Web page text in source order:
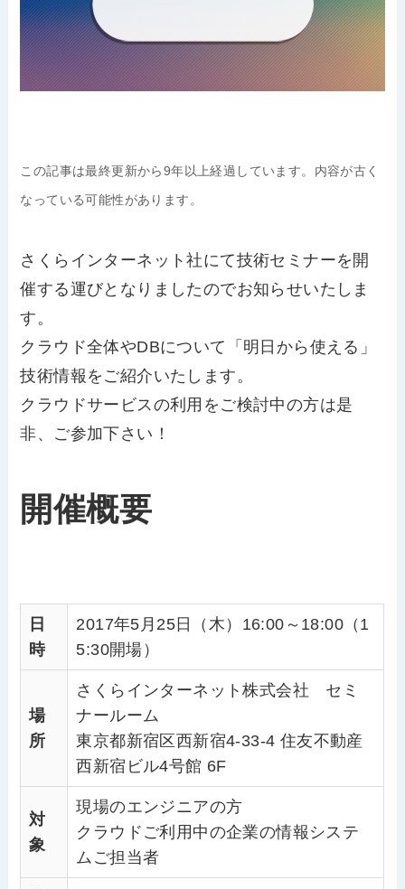
この記事は最終更新から9年以上経過しています。内容が古く
なっている可能性があります。
さくらインターネット社にて技術セミナーを開
催する運びとなりましたのでお知らせいたしま
す。
クラウド全体やDBについて「明日から使える」
技術情報をご紹介いたします。
クラウドサービスの利用をご検討中の方は是
非、ご参加下さい！
開催概要
日
時
2017年5月25日（木）16:00～18:00（1
5:30開場）
場
所
さくらインターネット株式会社 セミ
ナールーム
東京都新宿区西新宿4-33-4 住友不動産
西新宿ビル4号館 6F
対
象
現場のエンジニアの方
クラウドご利用中の企業の情報システ
ムご担当者